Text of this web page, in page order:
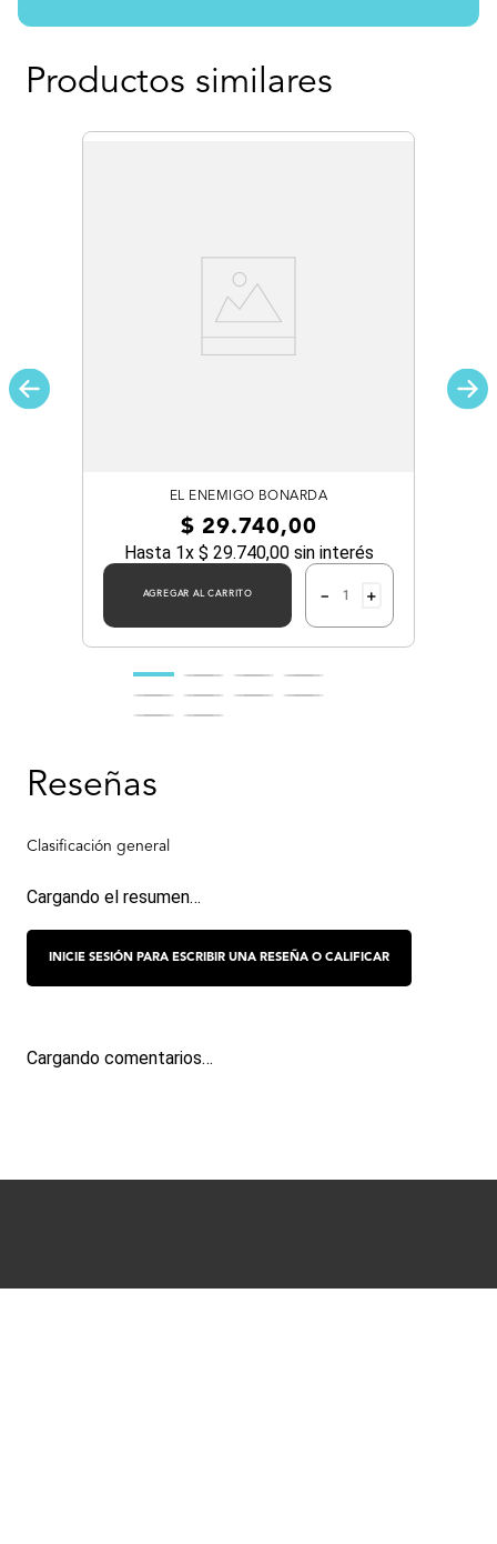
Productos similares
EL ENEMIGO BONARDA
$ 29.740,00
Hasta 1x $ 29.740,00sin interés
AGREGAR AL CARRITO ＋
－
Cargando el resumen…
Cargando comentarios…